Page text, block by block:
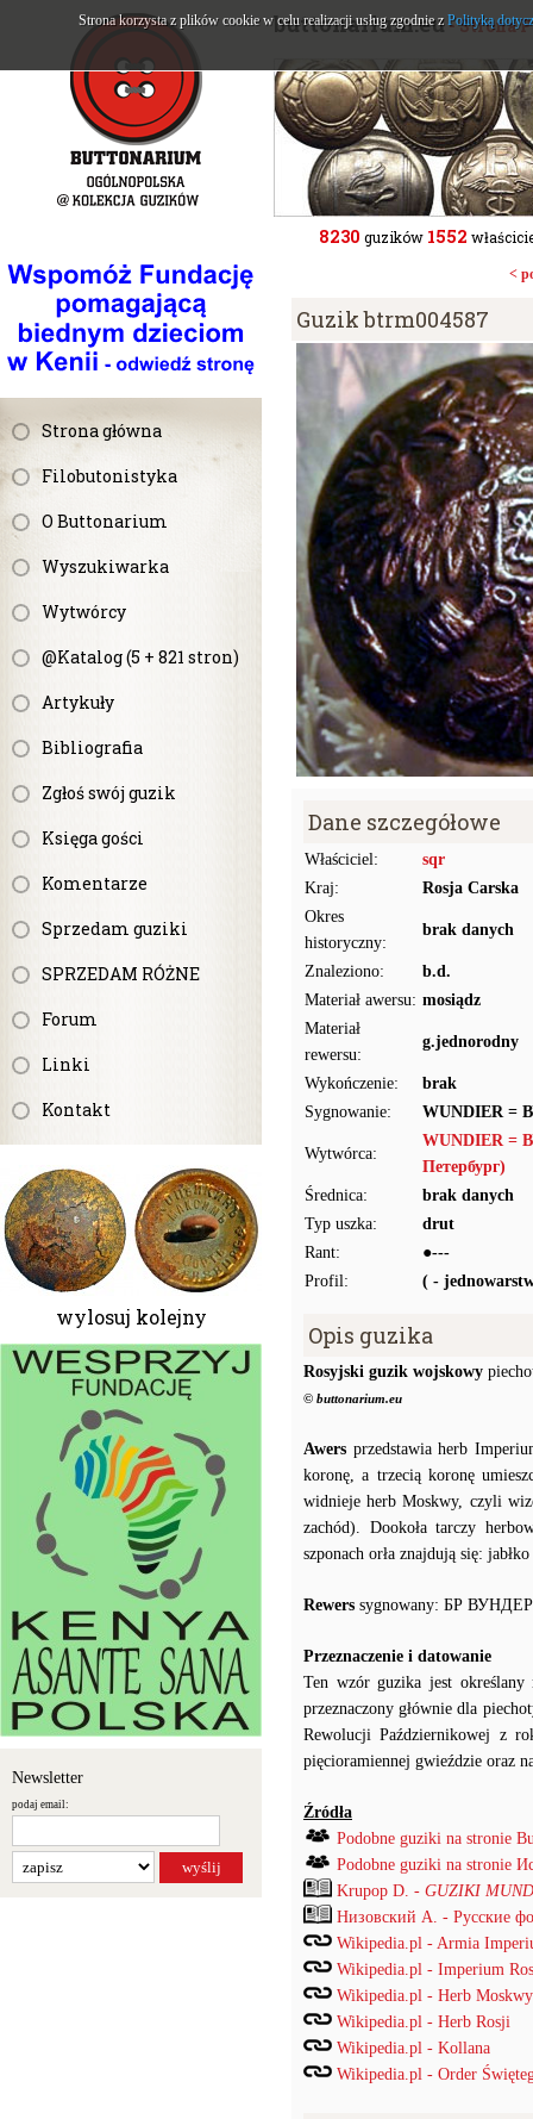
Strona główna
Filobutonistyka
O Buttonarium
Wyszukiwarka
Wytwórcy
@Katalog (5 + 821 stron)
Artykuły
Bibliografia
Zgłoś swój guzik
Księga gości
Komentarze
Sprzedam guziki
SPRZEDAM RÓŻNE
Forum
Linki
Kontakt
wylosuj kolejny
Newsletter
podaj email:
buttonarium.eu- Strona
8230 guzików 1552
<
Guzik btrm004587
Dane szczegółowe
Właściciel:
sqr
Kraj:
Rosja Carska
Okres
historyczny:
brak danych
Znaleziono:
b.d.
Materiał awersu: mosiądz
Materiał
rewersu:
g.jednorodny
Wykończenie:
brak
Sygnowanie:
WUNDIER =
Wytwórca:
WUNDIER =
Петербург)
Średnica:
brak danych
Typ uszka:
drut
Rant:
●---
Profil:
( -
Opis guzika
Rosyjski guzik wojskowy
© buttonarium.eu
Awers przedstawia herb
koronę, a trzecią koronę
widnieje herb Moskwy, czyli
zachód). Dookoła tarczy
szponach orła znajdują się:
Rewers sygnowany: БР
Przeznaczenie i datowanie
Ten wzór guzika jest
przeznaczony głównie dla
Rewolucji Październikowej z
pięcioramiennej gwieździe oraz
Źródła
Podobne guziki na stronie
Podobne guziki na stronie
Krupop D. - GUZIKI
Низовский А. - Русские
Wikipedia.pl - Armia
Wikipedia.pl - Imperium
Wikipedia.pl - Herb Moskwy
Wikipedia.pl - Herb Rosji
Wikipedia.pl - Kollana
Wikipedia.pl - Order
Strona korzysta z plików cookie w celu realizacji usług zgodnie z Polityką